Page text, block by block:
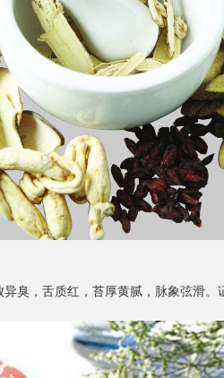
，舌质红，苔厚黄腻，脉象弦滑。